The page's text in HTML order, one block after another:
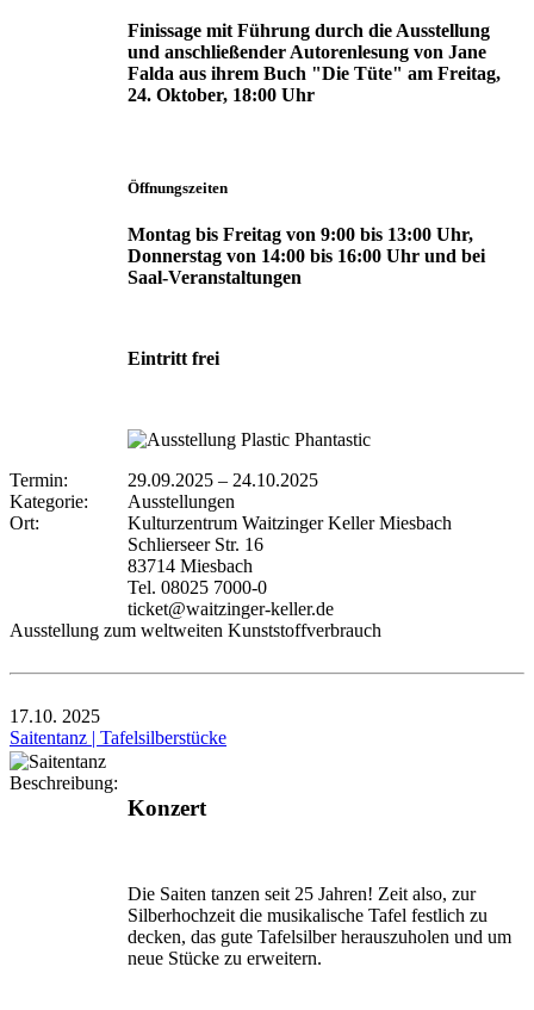
Finissage mit Führung durch die Ausstellung
und anschließender Autorenlesung von Jane
Falda aus ihrem Buch "Die Tüte" am Freitag,
24. Oktober, 18:00 Uhr
Öffnungszeiten
Montag bis Freitag von 9:00 bis 13:00 Uhr,
Donnerstag von 14:00 bis 16:00 Uhr und bei
Saal-Veranstaltungen
Eintritt frei
Termin: 29.09.2025 – 24.10.2025
Kategorie:
Ausstellungen
Ort:
Kulturzentrum Waitzinger Keller Miesbach
Schlierseer Str. 16
83714 Miesbach
Tel. 08025 7000-0
ticket@waitzinger-keller.de
Ausstellung zum weltweiten Kunststoffverbrauch
17.10. 2025
Saitentanz | Tafelsilberstücke
Beschreibung:
Konzert
Die Saiten tanzen seit 25 Jahren! Zeit also, zur
Silberhochzeit die musikalische Tafel festlich zu
decken, das gute Tafelsilber herauszuholen und um
neue Stücke zu erweitern.